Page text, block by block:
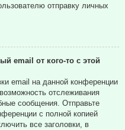
отправку личных
email от кого-то с этой
email на данной конференции
отслеживания
сообщения. Отправьте
с полной копией
все заголовки, в